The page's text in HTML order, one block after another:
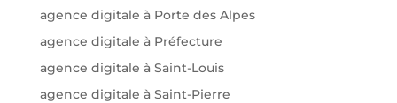
agence digitale à Porte des Alpes
agence digitale à Préfecture
agence digitale à Saint-Louis
agence digitale à Saint-Pierre